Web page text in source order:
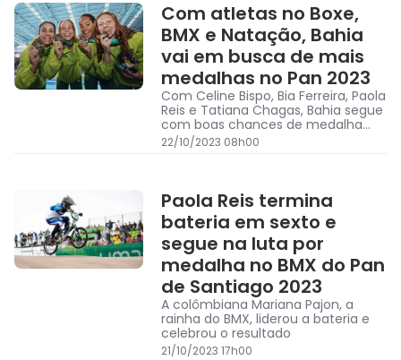
Com atletas no Boxe,
BMX e Natação, Bahia
vai em busca de mais
medalhas no Pan 2023
Com Celine Bispo, Bia Ferreira, Paola
Reis e Tatiana Chagas, Bahia segue
com boas chances de medalha
para o Brasil
22/10/2023 08h00
Paola Reis termina
bateria em sexto e
segue na luta por
medalha no BMX do Pan
de Santiago 2023
A colômbiana Mariana Pajon, a
rainha do BMX, liderou a bateria e
celebrou o resultado
21/10/2023 17h00